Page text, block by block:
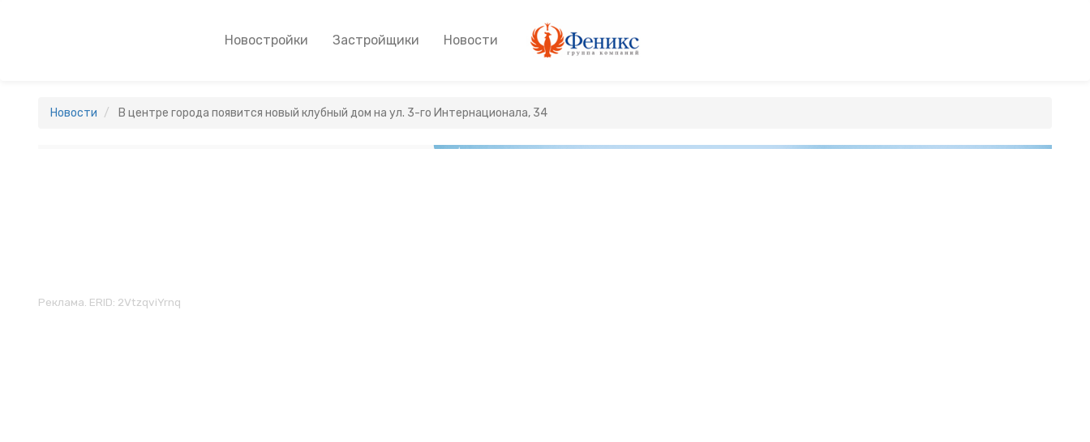
Новостройки Застройщики Новости
Новости В центре города появится новый клубный дом на ул. 3-го Интернационала, 34
Реклама. ERID: 2VtzqviYrnq